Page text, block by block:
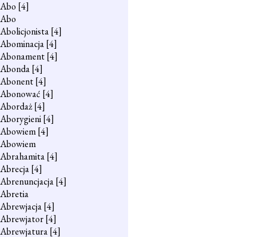
Abo [4]
Abo
Abolicjonista[4]
Abominacja[4]
Abonament[4]
Abonda[4]
Abonent[4]
Abonować [4]
Abordaż[4]
Aborygieni[4]
Abowiem[4]
Abowiem
Abrahamita[4]
Abrecja[4]
Abrenuncjacja[4]
Abretia
Abrewjacja[4]
Abrewjator[4]
Abrewjatura[4]